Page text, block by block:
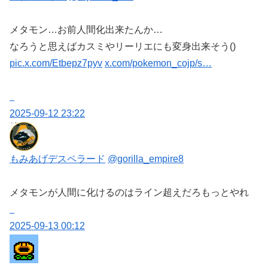
メタモン…お前人間化出来たんか…
なろうと思えばカスミやリーリエにも変身出来そう()
pic.x.com/Etbepz7pyv x.com/pokemon_cojp/s…
2025-09-12 23:22
もみあげデスペラード @gorilla_empire8
メタモンが人間に化けるのはライン超えだろもっとやれ
2025-09-13 00:12